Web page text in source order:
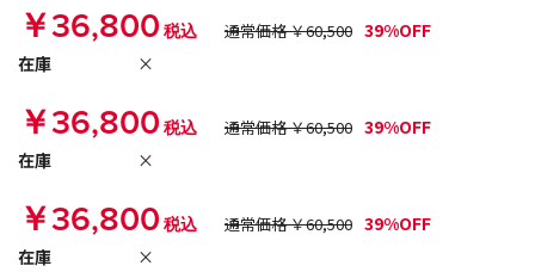
￥36,800税込 通常価格 ￥60,500 39%OFF
在庫
×
￥36,800税込 通常価格 ￥60,500 39%OFF
在庫
×
￥36,800税込 通常価格 ￥60,500 39%OFF
在庫
×